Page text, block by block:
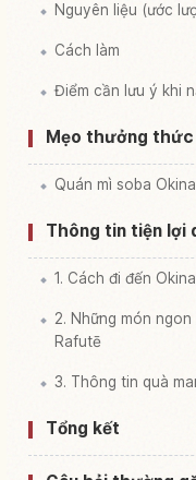
Nguyên liệu (ước
Cách làm
Điểm cần lưu ý khi
Mẹo thưởng
Quán mì soba
Thông tin tiện lợi
1. Cách đi đến
2. Những món
Rafutē
3. Thông tin quà
Tổng kết